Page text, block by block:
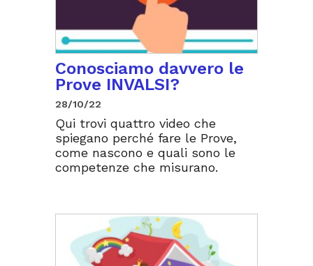
Conosciamo davvero le
Prove INVALSI?
28/10/22
Qui trovi quattro video che
spiegano perché fare le Prove,
come nascono e quali sono le
competenze che misurano.